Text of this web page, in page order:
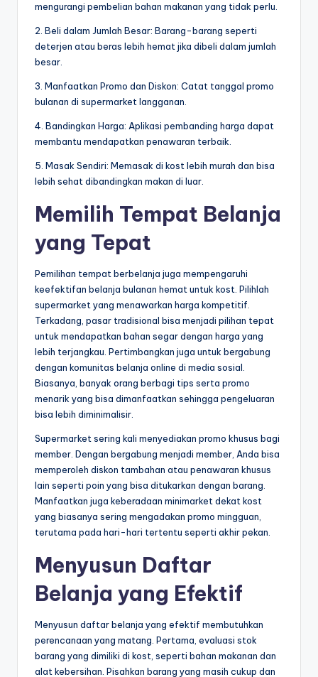
mengurangi pembelian bahan makanan yang tidak perlu.
2. Beli dalam Jumlah Besar: Barang-barang seperti
deterjen atau beras lebih hemat jika dibeli dalam jumlah
besar.
3. Manfaatkan Promo dan Diskon: Catat tanggal promo
bulanan di supermarket langganan.
4. Bandingkan Harga: Aplikasi pembanding harga dapat
membantu mendapatkan penawaran terbaik.
5. Masak Sendiri: Memasak di kost lebih murah dan bisa
lebih sehat dibandingkan makan di luar.
Memilih Tempat Belanja
yang Tepat
Pemilihan tempat berbelanja juga mempengaruhi
keefektifan belanja bulanan hemat untuk kost. Pilihlah
supermarket yang menawarkan harga kompetitif.
Terkadang, pasar tradisional bisa menjadi pilihan tepat
untuk mendapatkan bahan segar dengan harga yang
lebih terjangkau. Pertimbangkan juga untuk bergabung
dengan komunitas belanja online di media sosial.
Biasanya, banyak orang berbagi tips serta promo
menarik yang bisa dimanfaatkan sehingga pengeluaran
bisa lebih diminimalisir.
Supermarket sering kali menyediakan promo khusus bagi
member. Dengan bergabung menjadi member, Anda bisa
memperoleh diskon tambahan atau penawaran khusus
lain seperti poin yang bisa ditukarkan dengan barang.
Manfaatkan juga keberadaan minimarket dekat kost
yang biasanya sering mengadakan promo mingguan,
terutama pada hari-hari tertentu seperti akhir pekan.
Menyusun Daftar
Belanja yang Efektif
Menyusun daftar belanja yang efektif membutuhkan
perencanaan yang matang. Pertama, evaluasi stok
barang yang dimiliki di kost, seperti bahan makanan dan
alat kebersihan. Pisahkan barang yang masih cukup dan